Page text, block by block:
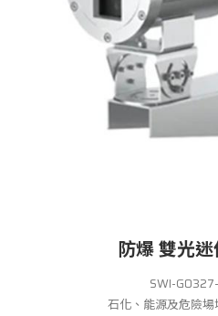
防爆 雙光
SWI-
石化、能源及危險